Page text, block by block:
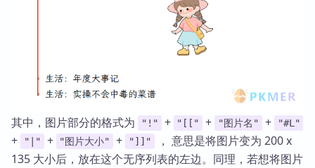
其中，图片部分的格式为 "!" + "[[" + "图片名" + "#L"
+ "|" + "图片大小" + "]]"
， 意思是将图片变为 200 x
135 大小后，放在这个无序列表的左边。同理，若想将图片